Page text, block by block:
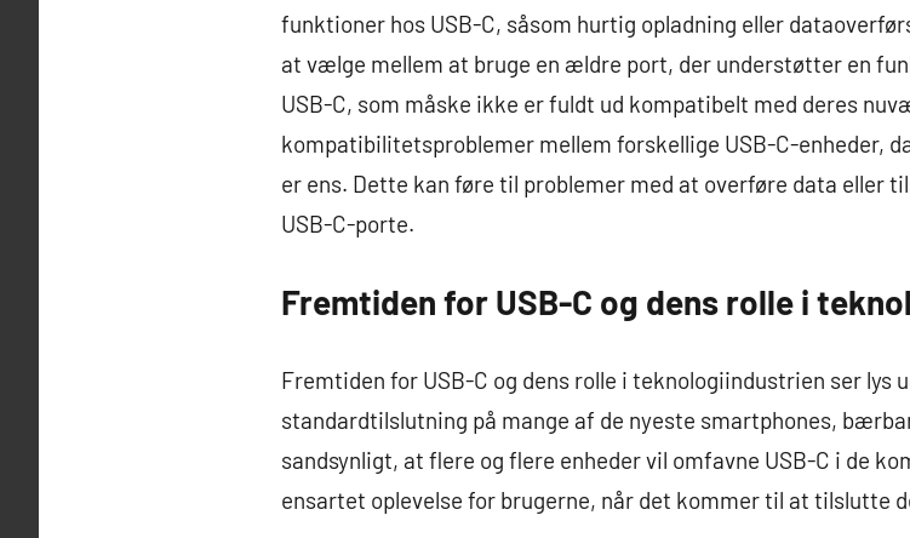
funktioner hos USB-C, såsom hurtig opladning eller
at vælge mellem at bruge en ældre port, der understøtter en
USB-C, som måske ikke er fuldt ud kompatibelt med deres
kompatibilitetsproblemer mellem forskellige USB-C-enheder,
er ens. Dette kan føre til problemer med at overføre data eller
USB-C-porte.
Fremtiden for USB-C og dens rolle i
Fremtiden for USB-C og dens rolle i teknologiindustrien ser lys
standardtilslutning på mange af de nyeste smartphones,
sandsynligt, at flere og flere enheder vil omfavne USB-C i de
ensartet oplevelse for brugerne, når det kommer til at tilslutte